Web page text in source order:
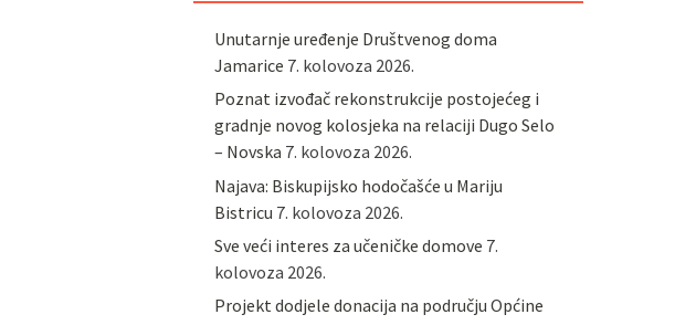
Unutarnje uređenje Društvenog doma
Jamarice 7. kolovoza 2026.
Poznat izvođač rekonstrukcije postojećeg i
gradnje novog kolosjeka na relaciji Dugo Selo
– Novska 7. kolovoza 2026.
Najava: Biskupijsko hodočašće u Mariju
Bistricu 7. kolovoza 2026.
Sve veći interes za učeničke domove 7.
kolovoza 2026.
Projekt dodjele donacija na području Općine